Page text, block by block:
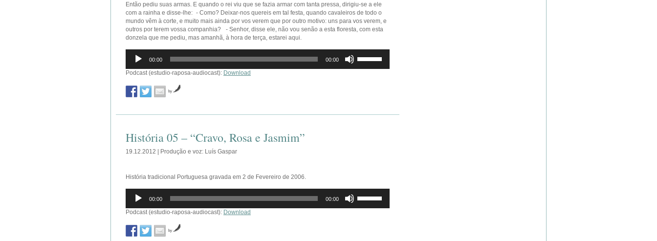
Então pediu suas armas. E quando o rei viu que se fazia armar com tanta pressa, dirigiu-se a ele
com a rainha e disse-lhe: - Como? Deixar-nos quereis em tal festa, quando cavaleiros de todo o
mundo vêm à corte, e muito mais ainda por vos verem que por outro motivo: uns para vos verem, e
outros por terem vossa companhia? - Senhor, disse ele, não vou senão a esta floresta, com esta
donzela que me pediu, mas amanhã, à hora de terça, estarei aqui.
Reprodutor
áudio
00:00 00:00
as
setas
diminuir
Podcast (estudio-raposa-audiocast): Download
by
História 05 – “Cravo, Rosa e Jasmim”
19.12.2012 | Produção e voz: Luís Gaspar
História tradicional Portuguesa gravada em 2 de Fevereiro de 2006.
Reprodutor
áudio
00:00 00:00
as
setas
Podcast (estudio-raposa-audiocast): Download
by